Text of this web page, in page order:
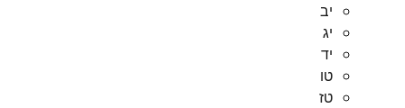
יב
יג
יד
טו
טז